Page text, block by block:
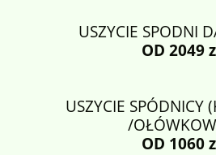
USZYCIE SPODNI
OD 2049
USZYCIE SPÓDNICY
/
OD 1060